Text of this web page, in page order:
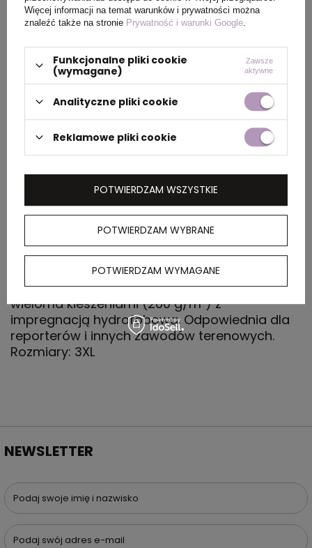
kartonu
zewnętrznego
(m)
Ilość szt. w
kartonie
wewnętrznym
1
zewnętrznego
OPIS
Poliester (65%) i bawełna (35%) kamizelka z
wieloma kieszeniami (200 g/m²) z
impregnacją hydrofobową. Odpowiednia dla
reporterów i innych zawodów terenowych.
Rozmiary: 3XL
NEWSLETTER
Podaj swoje imię i nazwisko
Podaj swój adres e-mail
Więcej informacji na temat warunków i prywatności można
znaleźć także na stronie Prywatność i warunki Google
Funkcjonalne pliki cookie
(wymagane)
Zawsze
aktywne
Analityczne pliki cookie
Reklamowe pliki cookie
POTWIERDZAM WYBRANE
POTWIERDZAM WYMAGANE
POTWIERDZAM WSZYSTKIE